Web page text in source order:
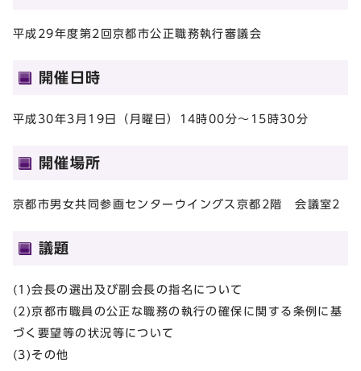
平成29年度第2回京都市公正職務執行審議会
開催日時
平成30年3月19日（月曜日）14時00分～15時30分
開催場所
京都市男女共同参画センターウイングス京都2階 会議室2
議題
(1)会長の選出及び副会長の指名について
(2)京都市職員の公正な職務の執行の確保に関する条例に基
づく要望等の状況等について
(3)その他